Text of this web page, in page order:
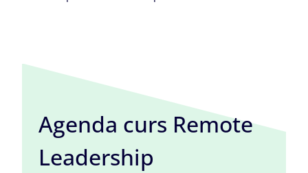
Agenda curs Remote
Leadership